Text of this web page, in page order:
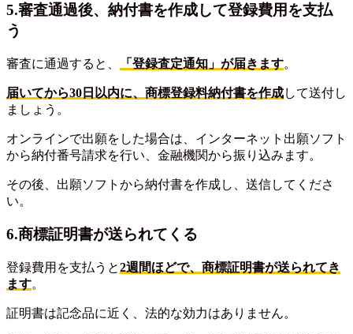
5.審査通過後、納付書を作成して登録費用を支払
う
審査に通過すると、 「登録査定通知」が届きます。
届いてから30日以内に、商標登録料納付書を作成して送付し
ましょう。
オンラインで出願をした場合は、インターネット出願ソフト
から納付番号請求を行い、金融機関から振り込みます。
その後、出願ソフトから納付書を作成し、送信してくださ
い。
6.商標証明書が送られてくる
登録費用を支払うと2週間ほどで、商標証明書が送られてき
ます。
証明書は記念品に近く、法的な効力はありません。